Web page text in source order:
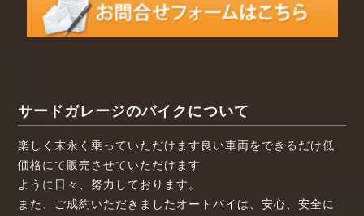
サードガレージのバイクについて
楽しく末永く乗っていただけます良い車両をできるだけ低
価格にて販売させていただけます
ように日々、努力しております。
また、ご成約いただきましたオートバイは、安心、安全に